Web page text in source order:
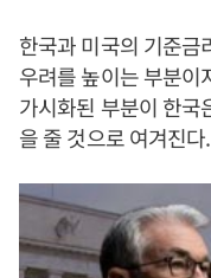
한국과 미국의 기준금
우려를 높이는 부분이
가시화된 부분이 한국
을 줄 것으로 여겨진다.